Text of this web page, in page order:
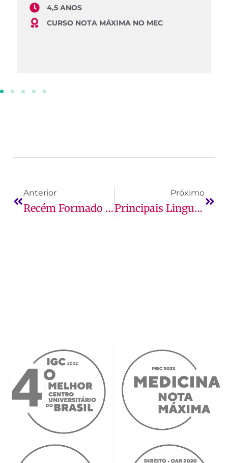
4,5 ANOS
CURSO NOTA MÁXIMA NO MEC
Anterior
Recém Formado Na Faculdade: O Que Fazer Agora?
Próximo
Principais Linguagens De Programação